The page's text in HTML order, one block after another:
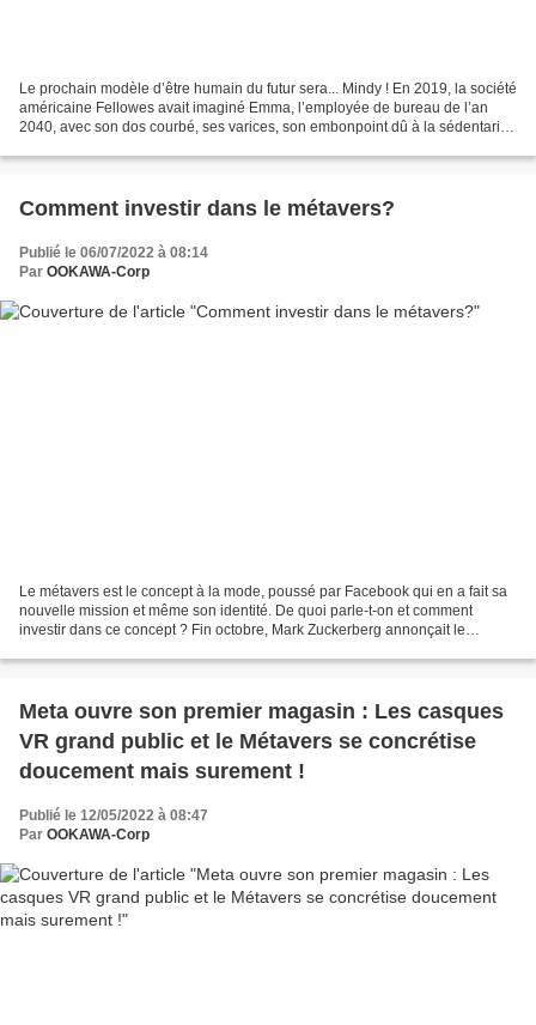
Le prochain modèle d’être humain du futur sera... Mindy ! En 2019, la société
américaine Fellowes avait imaginé Emma, l’employée de bureau de l’an
2040, avec son dos courbé, ses varices, son embonpoint dû à la sédentarité
Comment investir dans le métavers?
Publié le 06/07/2022 à 08:14
Par OOKAWA-Corp
Le métavers est le concept à la mode, poussé par Facebook qui en a fait sa
nouvelle mission et même son identité. De quoi parle-t-on et comment
investir dans ce concept ? Fin octobre, Mark Zuckerberg annonçait le
Meta ouvre son premier magasin : Les casques
VR grand public et le Métavers se concrétise
doucement mais surement !
Publié le 12/05/2022 à 08:47
Par OOKAWA-Corp